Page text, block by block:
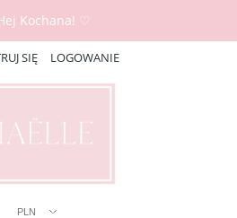
Kochana! ♡
SIĘ LOGOWANIE